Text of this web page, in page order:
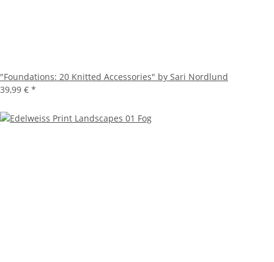
"Foundations: 20 Knitted Accessories" by Sari Nordlund
39,99 € *